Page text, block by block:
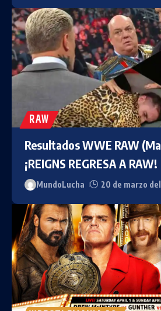
RAW
Resultados WWE RAW
¡REIGNS REGRESA A RAW!
MundoLucha 20 de marzo